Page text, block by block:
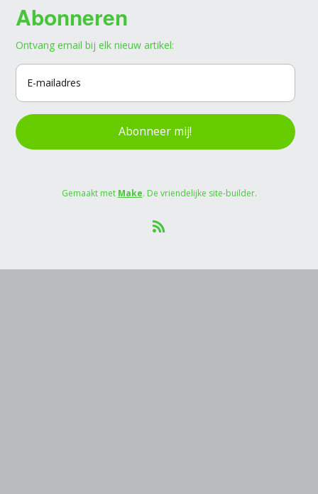
Abonneren
Ontvang email bij elk nieuw artikel:
Abonneer mij!
Gemaakt met Make. De vriendelijke site-builder.